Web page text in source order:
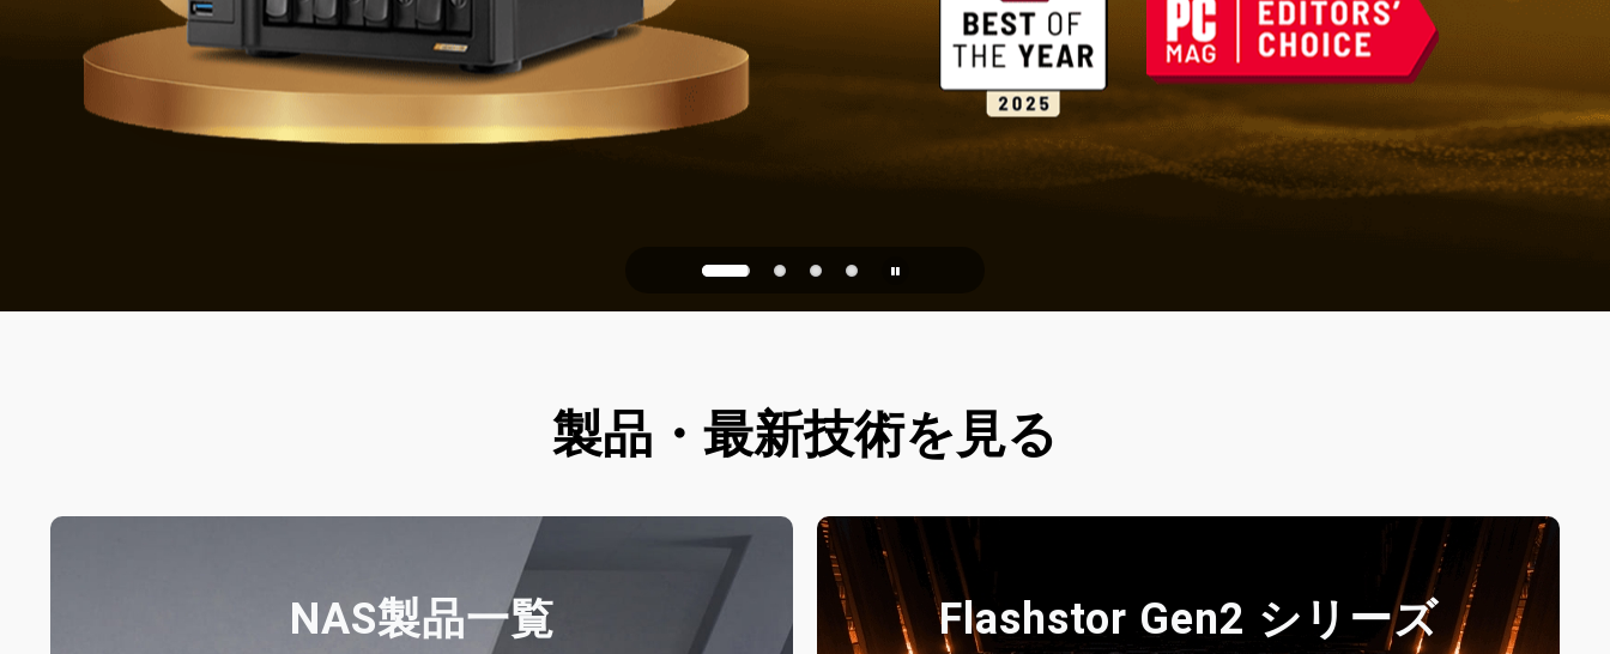
PQC Ready
未来の量子攻撃に備える
製品・最新技術を見る
NAS製品一覧 Flashstor Gen2 シリーズ